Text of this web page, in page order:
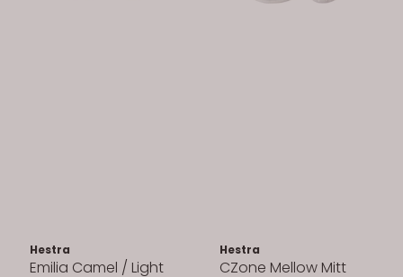
Hestra
Emilia Camel / Light
Hestra
CZone Mellow Mitt